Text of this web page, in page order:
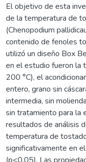
El objetivo de esta
de la temperatura de
(Chenopodium
contenido de fenoles
utilizó un diseño Box
en el estudio fueron
200 °C), el
entero, grano sin
intermedia, sin
sin tratamiento para la
resultados de análisis
temperatura de
significativamente en